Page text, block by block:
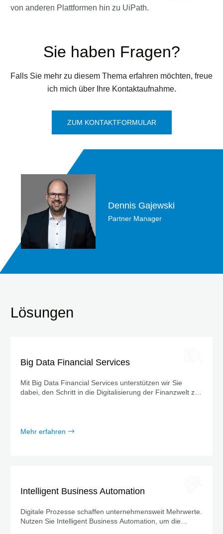
von anderen Plattformen hin zu UiPath.
Sie haben Fragen?
Falls Sie mehr zu diesem Thema erfahren möchten, freue
ich mich über Ihre Kontaktaufnahme.
ZUM KONTAKTFORMULAR
Dennis Gajewski
Partner Manager
Lösungen
Big Data Financial Services
Mit Big Data Financial Services unterstützen wir Sie
dabei, den Schritt in die Digitalisierung der Finanzwelt zu
Mehr erfahren
Intelligent Business Automation
Digitale Prozesse schaffen unternehmensweit Mehrwerte.
Nutzen Sie Intelligent Business Automation, um die